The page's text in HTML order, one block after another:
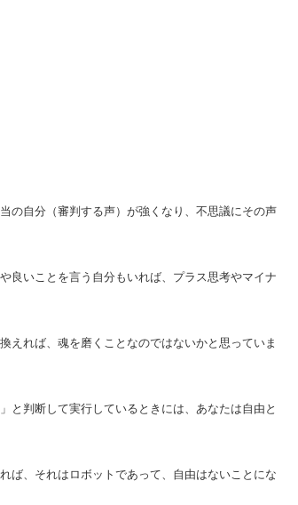
の自分（審判する声）が強くなり、不思議にその声
良いことを言う自分もいれば、プラス思考やマイナ
えれば、魂を磨くことなのではないかと思っていま
判断して実行しているときには、あなたは自由と
ば、それはロボットであって、自由はないことにな